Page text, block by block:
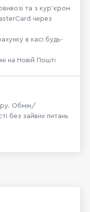
та з кур’єром
через
в касі будь-
на Новій Пошті
Обмін/
без зайвих питань